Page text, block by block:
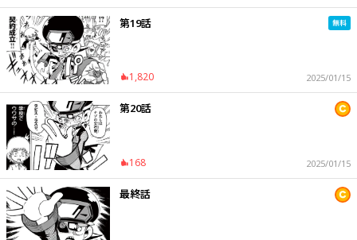
第19話
1,820 2025/01/15
第20話
168 2025/01/15
最終話